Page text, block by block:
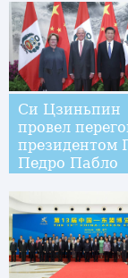
Си Цзиньпин
провел
президентом
Педро Пабло